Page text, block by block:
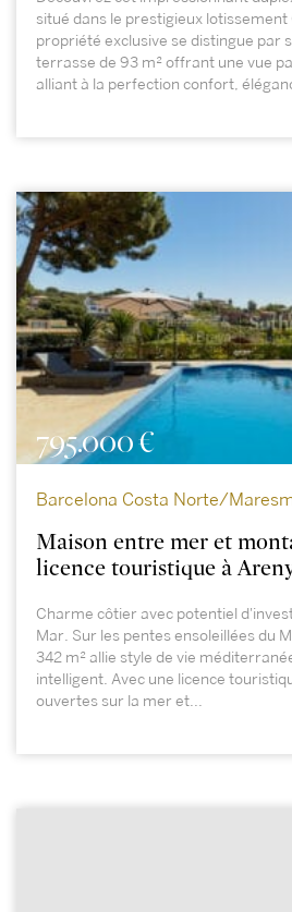
situé dans le prestigieux lotissement
propriété exclusive se distingue par
terrasse de 93 m² offrant une vue
alliant à la perfection confort,
795.000 €
Barcelona Costa Norte/
Maison entre mer et
licence touristique à
Charme côtier avec potentiel
Mar. Sur les pentes ensoleillées du
342 m² allie style de vie
intelligent. Avec une licence
ouvertes sur la mer et...